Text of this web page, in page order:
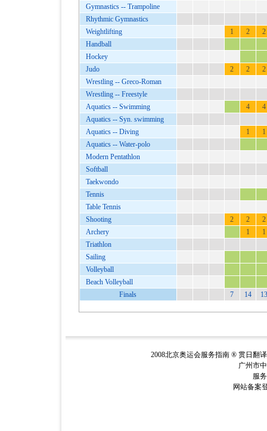
Gymnastics -- Trampoline
Rhythmic Gymnastics
Weightlifting
1 2
2
Handball
Hockey
Judo
2 2
2
Wrestling -- Greco-Roman
Wrestling -- Freestyle
Aquatics -- Swimming
4
4
Aquatics -- Syn. swimming
Aquatics -- Diving
1
1
Aquatics -- Water-polo
Modern Pentathlon
Softball
Taekwondo
Tennis
Table Tennis
Shooting
2 2
2
Archery
1
1
Triathlon
Sailing
Volleyball
Beach Volleyball
Finals
7 14 13
2008北京奥运会服务指南 ® 贯日翻
广州市
服
网站备案